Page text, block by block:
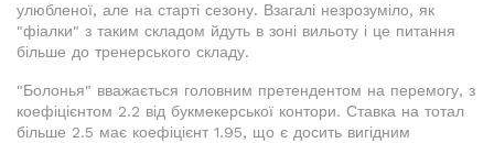
улюбленої, але на старті сезону. Взагалі незрозуміло, як
"фіалки" з таким складом йдуть в зоні вильоту і це питання
більше до тренерського складу.
"Болонья" вважається головним претендентом на перемогу, з
коефіцієнтом 2.2 від букмекерської контори. Ставка на тотал
більше 2.5 має коефіцієнт 1.95, що є досить вигідним